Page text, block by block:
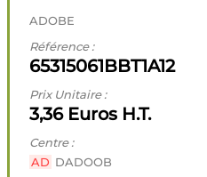
ADOBE
Référence :
65315061BBT1A12
Prix Unitaire :
3,36 Euros H.T.
Centre :
AD DADOOB